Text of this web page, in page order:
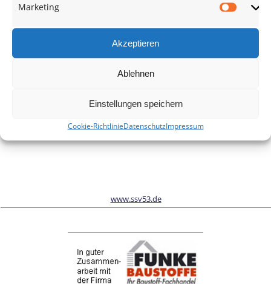
Marketing
Akzeptieren
Ablehnen
Einstellungen speichern
Cookie-RichtlinieDatenschutzImpressum
diesem Browser für die nächste Kommentierung speichern.
Wir sind Sponsor vom Schönwalder Sportverein SSV53
www.ssv53.de